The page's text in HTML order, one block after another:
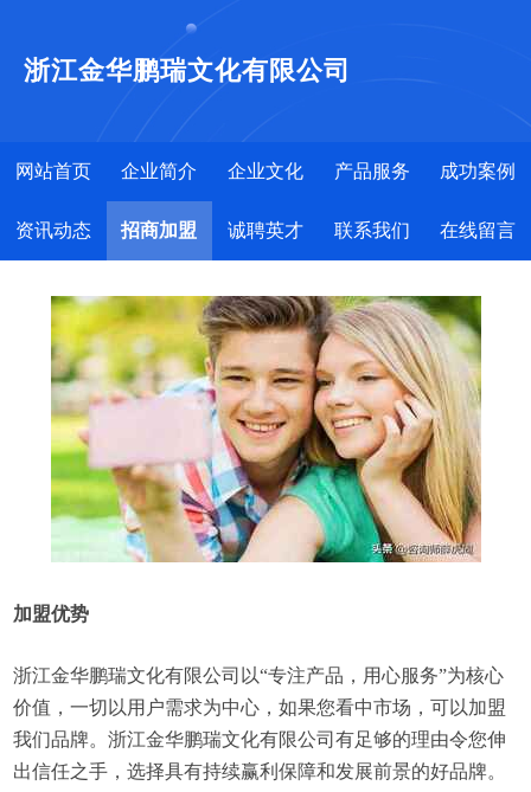
浙江金华鹏瑞文化有限公司
网站首页 企业简介 企业文化 产品服务 成功案例
资讯动态 招商加盟 诚聘英才 联系我们 在线留言
加盟优势
浙江金华鹏瑞文化有限公司以“专注产品，用心服务”为核心
价值，一切以用户需求为中心，如果您看中市场，可以加盟
我们品牌。浙江金华鹏瑞文化有限公司有足够的理由令您伸
出信任之手，选择具有持续赢利保障和发展前景的好品牌。